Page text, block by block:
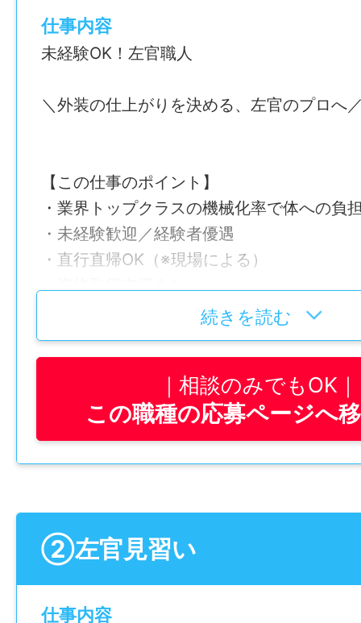
仕事内容
未経験OK！左官職人
＼外装の仕上がりを決める、左官のプロへ
【この仕事のポイント】
・業界トップクラスの機械化率で体への負
・未経験歓迎／経験者優遇
・直行直帰OK（※現場による）
・日祝＋長期休暇あり
・年2回の賞与の他に期末手当あり
【仕事内容】
社内では「仕上がりの品質」を最前線で担
す。住宅や店舗の外装など、見た目の美し
現場は札幌市および近郊が中心で、直行直
未経験でも基本から学び、施工の幅を広げ
ご安心ください。
続きを読む
相談のみでもOK
この職種の応募ページへ
②左官見習い
仕事内容